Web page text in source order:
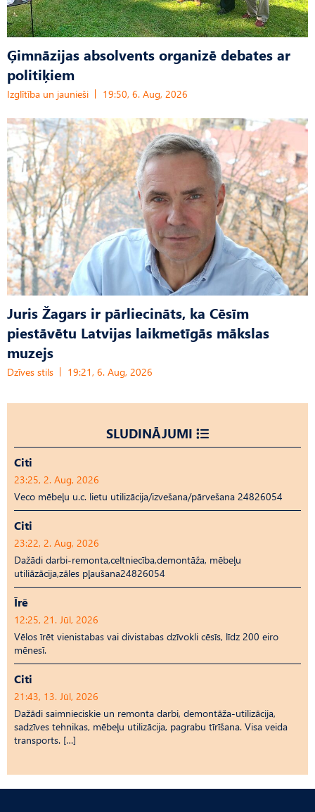
Ģimnāzijas absolvents organizē debates ar
politiķiem
Izglītība un jaunieši 19:50, 6. Aug, 2026
Juris Žagars ir pārliecināts, ka Cēsīm
piestāvētu Latvijas laikmetīgās mākslas
muzejs
Dzīves stils 19:21, 6. Aug, 2026
SLUDINĀJUMI
Citi
23:25, 2. Aug, 2026
Veco mēbeļu u.c. lietu utilizācija/izvešana/pārvešana 24826054
Citi
23:22, 2. Aug, 2026
Dažādi darbi-remonta,celtniecība,demontāža, mēbeļu
utiliāzācija,zāles pļaušana24826054
Īrē
12:25, 21. Jūl, 2026
Vēlos īrēt vienistabas vai divistabas dzīvokli cēsīs, līdz 200 eiro
mēnesī.
Citi
21:43, 13. Jūl, 2026
Dažādi saimnieciskie un remonta darbi, demontāža-utilizācija,
sadzīves tehnikas, mēbeļu utilizācija, pagrabu tīrīšana. Visa veida
transports. […]